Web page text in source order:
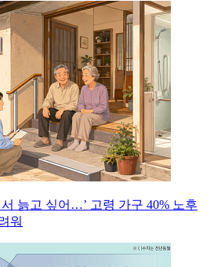
서 늙고 싶어…’ 고령 가구 40% 노후
워